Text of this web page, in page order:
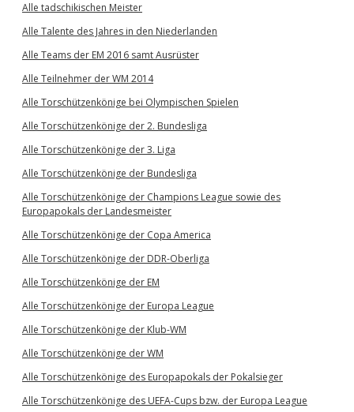
Alle tadschikischen Meister
Alle Talente des Jahres in den Niederlanden
Alle Teams der EM 2016 samt Ausrüster
Alle Teilnehmer der WM 2014
Alle Torschützenkönige bei Olympischen Spielen
Alle Torschützenkönige der 2. Bundesliga
Alle Torschützenkönige der 3. Liga
Alle Torschützenkönige der Bundesliga
Alle Torschützenkönige der Champions League sowie des
Europapokals der Landesmeister
Alle Torschützenkönige der Copa America
Alle Torschützenkönige der DDR-Oberliga
Alle Torschützenkönige der EM
Alle Torschützenkönige der Europa League
Alle Torschützenkönige der Klub-WM
Alle Torschützenkönige der WM
Alle Torschützenkönige des Europapokals der Pokalsieger
Alle Torschützenkönige des UEFA-Cups bzw. der Europa League